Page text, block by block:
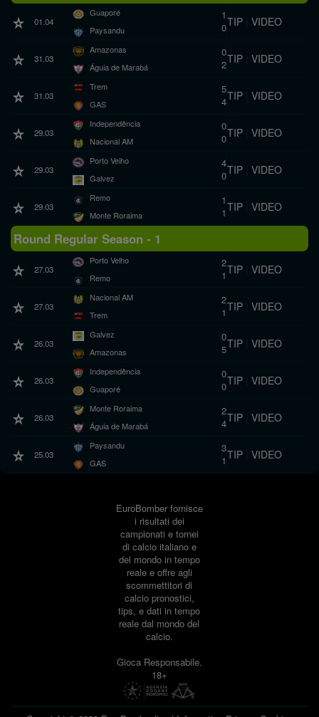
01.04
Guaporé
Paysandu
1
0TIP| VIDEO
31.03
Amazonas
Águia de Marabá
0
2TIP| VIDEO
31.03
Trem
GAS
5
4TIP| VIDEO
29.03
Independência
Nacional AM
0
0TIP| VIDEO
29.03
Porto Velho
Galvez
4
0TIP| VIDEO
29.03
Remo
Monte Roraima
1
1TIP| VIDEO
Round Regular Season - 1
27.03
Porto Velho
Remo
2
1TIP| VIDEO
27.03
Nacional AM
Trem
2
1TIP| VIDEO
26.03
Galvez
Amazonas
0
5TIP| VIDEO
26.03
Independência
Guaporé
0
0TIP| VIDEO
26.03
Monte Roraima
Águia de Marabá
2
4TIP| VIDEO
25.03
Paysandu
GAS
3
1TIP| VIDEO
EuroBomber fornisce
i risultati dei
campionati e tornei
di calcio italiano e
del mondo in tempo
reale e offre agli
scommettitori di
calcio pronostici,
tips, e dati in tempo
reale dal mondo del
calcio.
Gioca Responsabile.
18+